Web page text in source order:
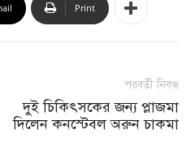
Print
পরবর্তী নিবন্ধ
দুই চিকিৎসকের জন্য প্লাজমা
দিলেন কনস্টেবল অরুন চাকমা